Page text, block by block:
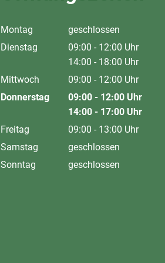
Montag
geschlossen
Dienstag
09:00 - 12:00 Uhr
Von 09:00 bis 12:00 Uhr
14:00 - 18:00 Uhr
Von 14:00 bis 18:00 Uhr
Mittwoch 09:00 - 12:00 Uhr
Von 09:00 bis 12:00 Uhr
Donnerstag 09:00 - 12:00 Uhr
Von 09:00 bis 12:00 Uhr
14:00 - 17:00 Uhr
Von 14:00 bis 17:00 Uhr
Freitag 09:00 - 13:00 Uhr
Von 09:00 bis 13:00 Uhr
Samstag
geschlossen
Sonntag
geschlossen